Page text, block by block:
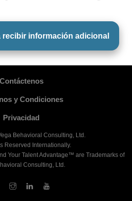
información adicional
Contáctenos
y Condiciones
Privacidad
Behavioral Consulting, Ltd.
Reserved Internationally.
Your Talent Advantage™ are Trademarks of
Consulting, Ltd.